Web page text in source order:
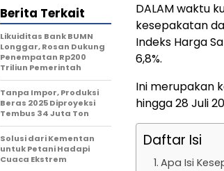
DALAM waktu
kesepakatan
Indeks Harga
6,8%.
Ini merupakan
hingga 28 Juli
Daftar Isi
Apa Isi
Berita Terkait
Likuiditas Bank BUMN
Longgar, Rosan Dukung
Penempatan Rp200
Triliun Pemerintah
Tanpa Impor, Produksi
Beras 2025 Diproyeksi
Tembus 34 Juta Ton
Solusi dari Kementan
untuk Petani Hadapi
Cuaca Ekstrem